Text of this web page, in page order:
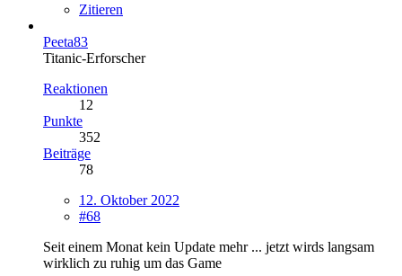
Zitieren
Peeta83
Titanic-Erforscher
Reaktionen
12
Punkte
352
Beiträge
78
12. Oktober 2022
#68
Seit einem Monat kein Update mehr ... jetzt wirds langsam
wirklich zu ruhig um das Game